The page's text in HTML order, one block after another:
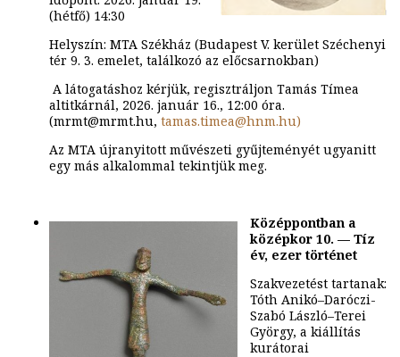
(hétfő) 14:30
Helyszín: MTA Székház (Budapest V. kerület Széchenyi
tér 9. 3. emelet, találkozó az előcsarnokban)
A látogatáshoz kérjük, regisztráljon Tamás Tímea
altitkárnál, 2026. január 16., 12:00 óra.
(mrmt@mrmt.hu, tamas.timea@hnm.hu)
Az MTA újranyitott művészeti gyűjteményét ugyanitt
egy más alkalommal tekintjük meg.
Középpontban a
középkor 10. — Tíz
év, ezer történet
Szakvezetést tartanak:
Tóth Anikó–Daróczi-
Szabó László–Terei
György, a kiállítás
kurátorai